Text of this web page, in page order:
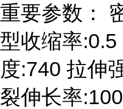
重要参数：
型收缩率
度:740 拉伸
裂伸长率